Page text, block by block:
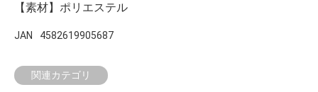
【素材】ポリエステル
JAN 4582619905687
関連カテゴリ